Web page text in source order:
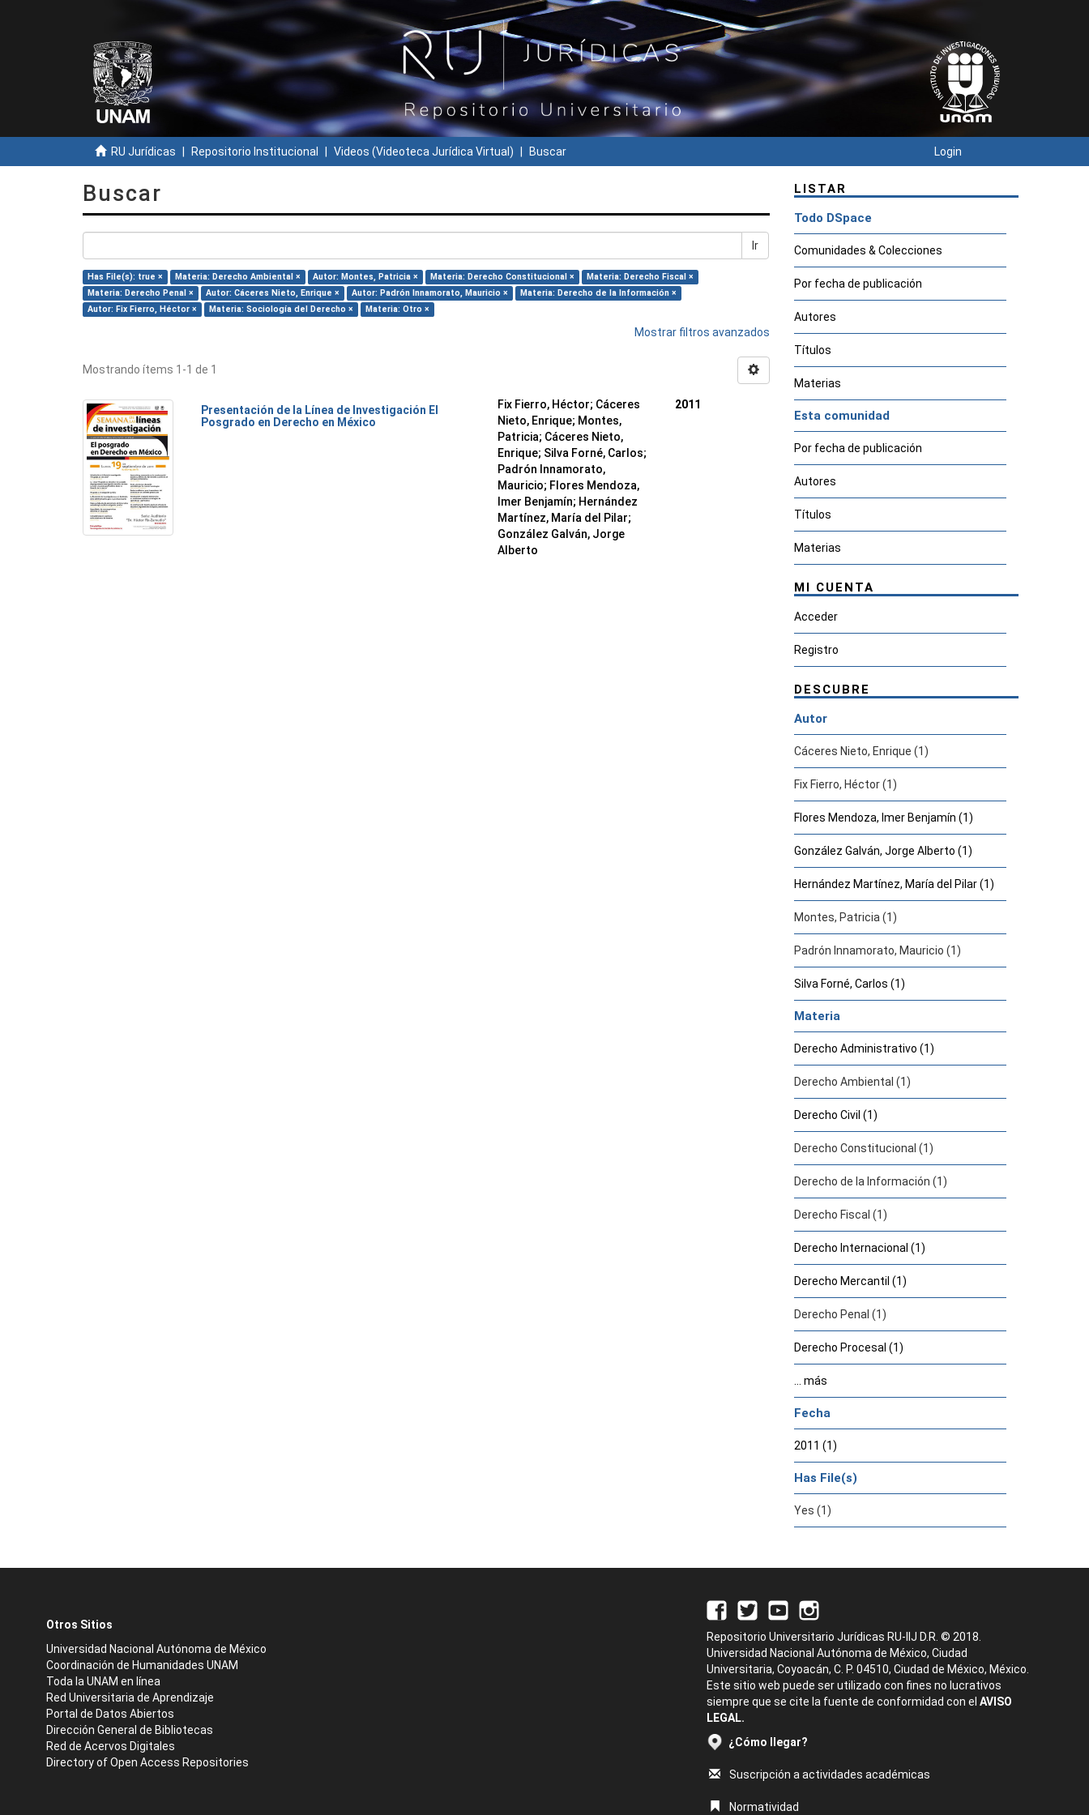
RU Jurídicas Repositorio Institucional Videos (Videoteca Jurídica Virtual) Buscar Login
Buscar
Ir
Has File(s): true × Materia: Derecho Ambiental × Autor: Montes, Patricia × Materia: Derecho Constitucional ×
Materia: Derecho Fiscal ×
Materia: Derecho Penal ×
Autor: Cáceres Nieto, Enrique × Autor: Padrón Innamorato, Mauricio ×
Materia: Derecho de la Información ×
Autor: Fix Fierro, Héctor ×
Materia: Sociología del Derecho × Materia: Otro ×
Mostrar filtros avanzados
Mostrando ítems 1-1 de 1
Presentación de la Línea de Investigación El
Posgrado en Derecho en México
Fix Fierro, Héctor; Cáceres
Nieto, Enrique; Montes,
Patricia; Cáceres Nieto,
Enrique; Silva Forné, Carlos;
Padrón Innamorato,
Mauricio; Flores Mendoza,
Imer Benjamín; Hernández
Martínez, María del Pilar;
González Galván, Jorge
Alberto
2011
LISTAR
Todo DSpace
Comunidades & Colecciones
Por fecha de publicación
Autores
Títulos
Materias
Esta comunidad
Por fecha de publicación
Autores
Títulos
Materias
MI CUENTA
Acceder
Registro
DESCUBRE
Autor
Cáceres Nieto, Enrique (1)
Fix Fierro, Héctor (1)
Flores Mendoza, Imer Benjamín (1)
González Galván, Jorge Alberto (1)
Hernández Martínez, María del Pilar (1)
Montes, Patricia (1)
Padrón Innamorato, Mauricio (1)
Silva Forné, Carlos (1)
Materia
Derecho Administrativo (1)
Derecho Ambiental (1)
Derecho Civil (1)
Derecho Constitucional (1)
Derecho de la Información (1)
Derecho Fiscal (1)
Derecho Internacional (1)
Derecho Mercantil (1)
Derecho Penal (1)
Derecho Procesal (1)
... más
Fecha
2011 (1)
Has File(s)
Yes (1)
Otros Sitios
Universidad Nacional Autónoma de México
Coordinación de Humanidades UNAM
Toda la UNAM en línea
Red Universitaria de Aprendizaje
Portal de Datos Abiertos
Dirección General de Bibliotecas
Red de Acervos Digitales
Directory of Open Access Repositories
Repositorio Universitario Jurídicas RU-IIJ D.R. © 2018.
Universidad Nacional Autónoma de México, Ciudad
Universitaria, Coyoacán, C. P. 04510, Ciudad de México, México.
Este sitio web puede ser utilizado con fines no lucrativos
siempre que se cite la fuente de conformidad con el AVISO
LEGAL.
¿Cómo llegar?
Suscripción a actividades académicas
Normatividad